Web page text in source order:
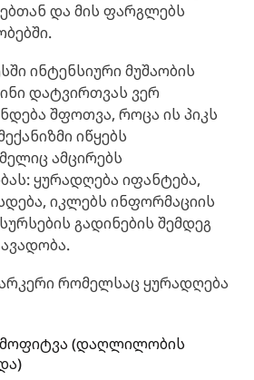
და მის ფარგლებს
ინტენსიური მუშაობის
დატვირთვას ვერ
შფოთვა, როცა ის პიკს
იწყებს
ამცირებს
ყურადღება იფანტება,
იკლებს ინფორმაციის
გადინების შემდეგ
რომელსაც ყურადღება
(დაღლილობის